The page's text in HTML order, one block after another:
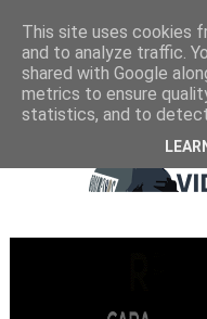
This site uses cookies
and to analyze traffic.
shared with Google
metrics to ensure
statistics, and to detect